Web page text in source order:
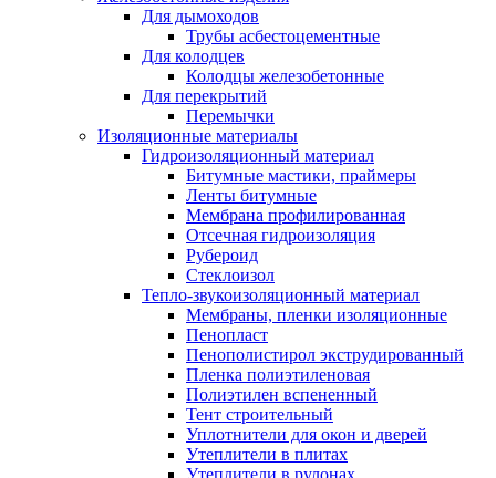
Для дымоходов
Трубы асбестоцементные
Для колодцев
Колодцы железобетонные
Для перекрытий
Перемычки
Изоляционные материалы
Гидроизоляционный материал
Битумные мастики, праймеры
Ленты битумные
Мембрана профилированная
Отсечная гидроизоляция
Рубероид
Стеклоизол
Тепло-звукоизоляционный материал
Мембраны, пленки изоляционные
Пенопласт
Пенополистирол экструдированный
Пленка полиэтиленовая
Полиэтилен вспененный
Тент строительный
Уплотнители для окон и дверей
Утеплители в плитах
Утеплители в рулонах